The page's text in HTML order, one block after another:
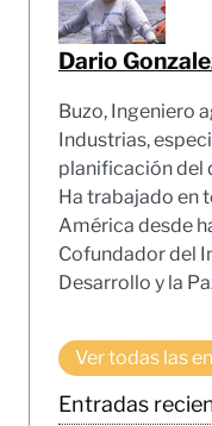
Dario
Buzo, Ingeniero
Industrias,
planificación del
Ha trabajado en
América desde
Cofundador del
Desarrollo y la
Ver todas las
Entradas